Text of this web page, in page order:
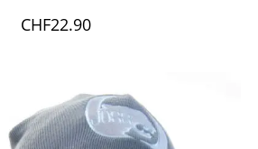
CHF22.90